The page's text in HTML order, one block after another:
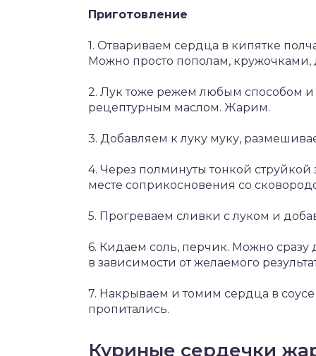
Приготовление
1. Отвариваем сердца в кипятке
Можно просто пополам,
2. Лук тоже режем любым способом и
рецептурным маслом. Жарим.
3. Добавляем к луку муку,
4. Через полминуты тонкой
месте соприкосновения со
5. Прогреваем сливки с луком и
6. Кидаем соль, перчик. Можно сразу
в зависимости от желаемого
7. Накрываем и томим сердца в
пропитались.
Куриные сердечки